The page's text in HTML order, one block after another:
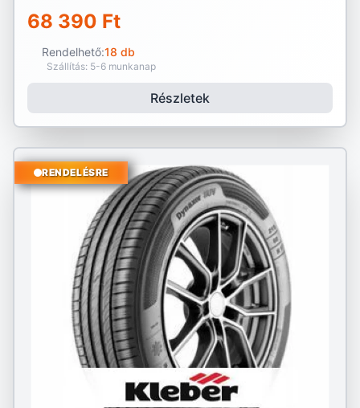
68 390 Ft
Rendelhető:18 db
Szállítás: 5-6 munkanap
Részletek
RENDELÉSRE